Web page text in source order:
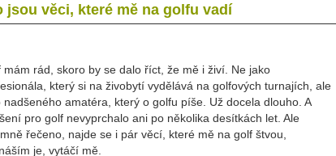
věci, které mě na golfu vadí
mám rád, skoro by se dalo říct, že mě i živí. Ne jako
který si na živobytí vydělává na golfových turnajích, ale
nadšeného amatéra, který o golfu píše. Už docela dlouho. A
pro golf nevyprchalo ani po několika desítkách let. Ale
řečeno, najde se i pár věcí, které mě na golf štvou,
je, vytáčí mě.